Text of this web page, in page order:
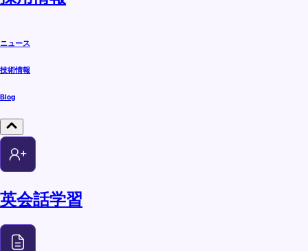
ニュース
技術情報
Blog
英会話学習